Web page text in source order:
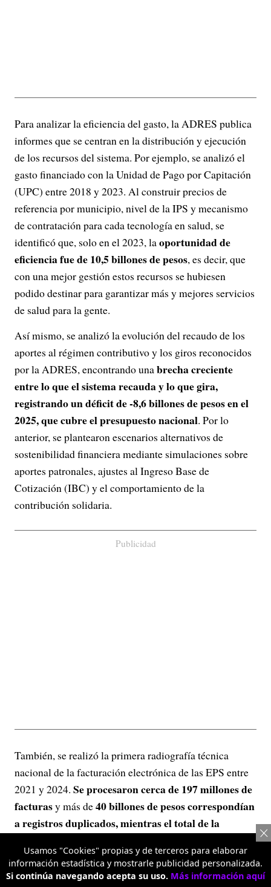
Para analizar la eficiencia del gasto, la ADRES publica
informes que se centran en la distribución y ejecución
de los recursos del sistema. Por ejemplo, se analizó el
gasto financiado con la Unidad de Pago por Capitación
(UPC) entre 2018 y 2023. Al construir precios de
referencia por municipio, nivel de la IPS y mecanismo
de contratación para cada tecnología en salud, se
identificó que, solo en el 2023, laoportunidad de
eficiencia fue de 10,5 billones de pesos, es decir, que
con una mejor gestión estos recursos se hubiesen
podido destinar para garantizar más y mejores servicios
de salud para la gente.
Así mismo, se analizó la evolución del recaudo de los
aportes al régimen contributivo y los giros reconocidos
por la ADRES, encontrando unabrecha creciente
entre lo que el sistema recauda y lo que gira,
registrando un déficit de -8,6 billones de pesos en el
2025, que cubre el presupuesto nacional. Por lo
anterior, se plantearon escenarios alternativos de
sostenibilidad financiera mediante simulaciones sobre
aportes patronales, ajustes al Ingreso Base de
Cotización (IBC) y el comportamiento de la
contribución solidaria.
Publicidad
También, se realizó la primera radiografía técnica
nacional de la facturación electrónica de las EPS entre
2021 y 2024. Se procesaron cerca de 197 millones de
facturasy más de40 billones de pesos correspondían
a registros duplicados, mientras el total de la
recursos girados por ADRES a las EPS por concepto
de UPC y adicionalmente se encontró facturación
Usamos "Cookies" propias y de terceros para elaborar
información estadística y mostrarle publicidad personalizada.
Si continúa navegando acepta su uso. Más información aquí